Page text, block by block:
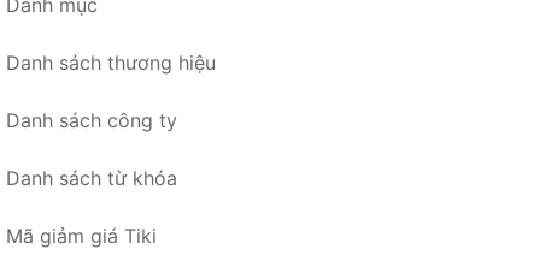
Danh mục
Danh sách thương hiệu
Danh sách công ty
Danh sách từ khóa
Mã giảm giá Tiki